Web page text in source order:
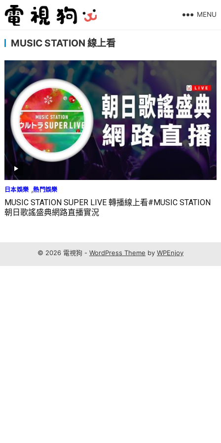
MENU
MUSIC STATION 線上看
日本娛樂 ,熱門娛樂
MUSIC STATION SUPER LIVE 轉播線上看#MUSIC STATION
朝日歌謠盛典網路直播實況
© 2026 電視狗 - WordPress Theme by WPEnjoy